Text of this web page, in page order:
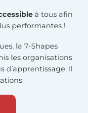
à tous afin
performantes !
la 7-Shapes
les organisations
d’apprentissage. Il